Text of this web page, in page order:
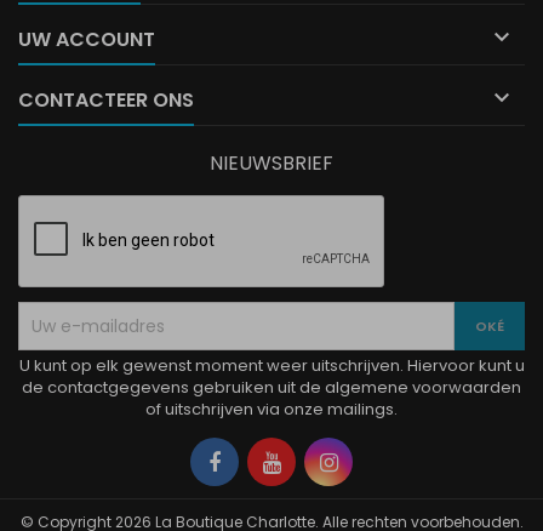
UW ACCOUNT 
CONTACTEER ONS 
NIEUWSBRIEF
U kunt op elk gewenst moment weer uitschrijven. Hiervoor kunt u
de contactgegevens gebruiken uit de algemene voorwaarden
of uitschrijven via onze mailings.
Facebook
YouTubeInstagram
© Copyright 2026 La Boutique Charlotte. Alle rechten voorbehouden.